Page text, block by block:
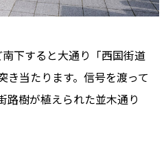
下すると大通り「西国街道
き当たります。信号を渡って
路樹が植えられた並木通り